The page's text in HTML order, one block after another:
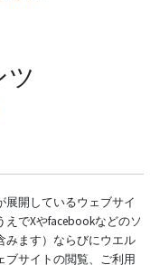
ツ
展開しているウェブサイ
でXやfacebookなどのソ
みます）ならびにウエル
ブサイトの閲覧、ご利用